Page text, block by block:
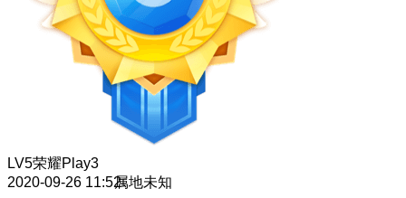
LV5荣耀Play3
2020-09-26 11:52属地未知